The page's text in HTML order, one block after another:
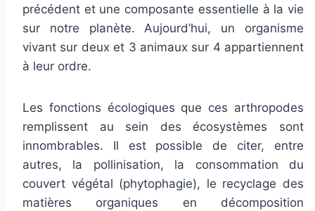
précédent et une composante essentielle à la vie
sur notre planète. Aujourd’hui, un organisme
vivant sur deux et 3 animaux sur 4 appartiennent
à leur ordre.
Les fonctions écologiques que ces arthropodes
remplissent au sein des écosystèmes sont
innombrables. Il est possible de citer, entre
autres, la pollinisation, la consommation du
couvert végétal (phytophagie), le recyclage des
matières organiques en décomposition